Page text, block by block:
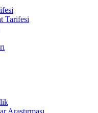
Tarifesi
Araştırması